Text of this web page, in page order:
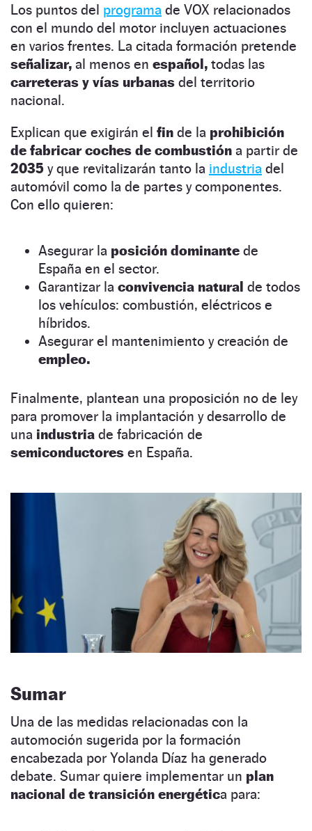
Los puntos del programa de VOX relacionados
con el mundo del motor incluyen actuaciones
en varios frentes. La citada formación pretende
señalizar, al menos en español, todas las
carreteras y vías urbanas del territorio
nacional.
Explican que exigirán el fin de la prohibición
de fabricar coches de combustión a partir de
2035 y que revitalizarán tanto la industria del
automóvil como la de partes y componentes.
Con ello quieren:
Asegurar la posición dominante de
España en el sector.
Garantizar la convivencia natural de todos
los vehículos: combustión, eléctricos e
híbridos.
Asegurar el mantenimiento y creación de
empleo.
Finalmente, plantean una proposición no de ley
para promover la implantación y desarrollo de
una industria de fabricación de
semiconductores en España.
Sumar
Una de las medidas relacionadas con la
automoción sugerida por la formación
encabezada por Yolanda Díaz ha generado
debate. Sumar quiere implementar un plan
nacional de transición energética para: